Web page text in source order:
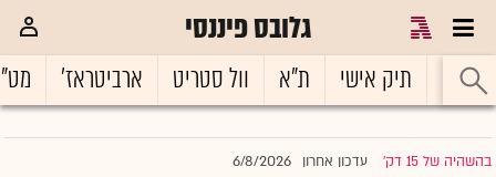
גלובס פיננסי
ראשי תיק אישי ת"א וול סטריט ארביטראז'
בהשהיה של 15 דק' |עדכון אחרון 6/8/2026